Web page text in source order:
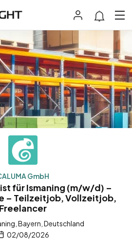
GmbH
für Ismaning (m/w/d) –
– Teilzeitjob, Vollzeitjob,
Freelancer
Bayern, Deutschland
02/08/2026